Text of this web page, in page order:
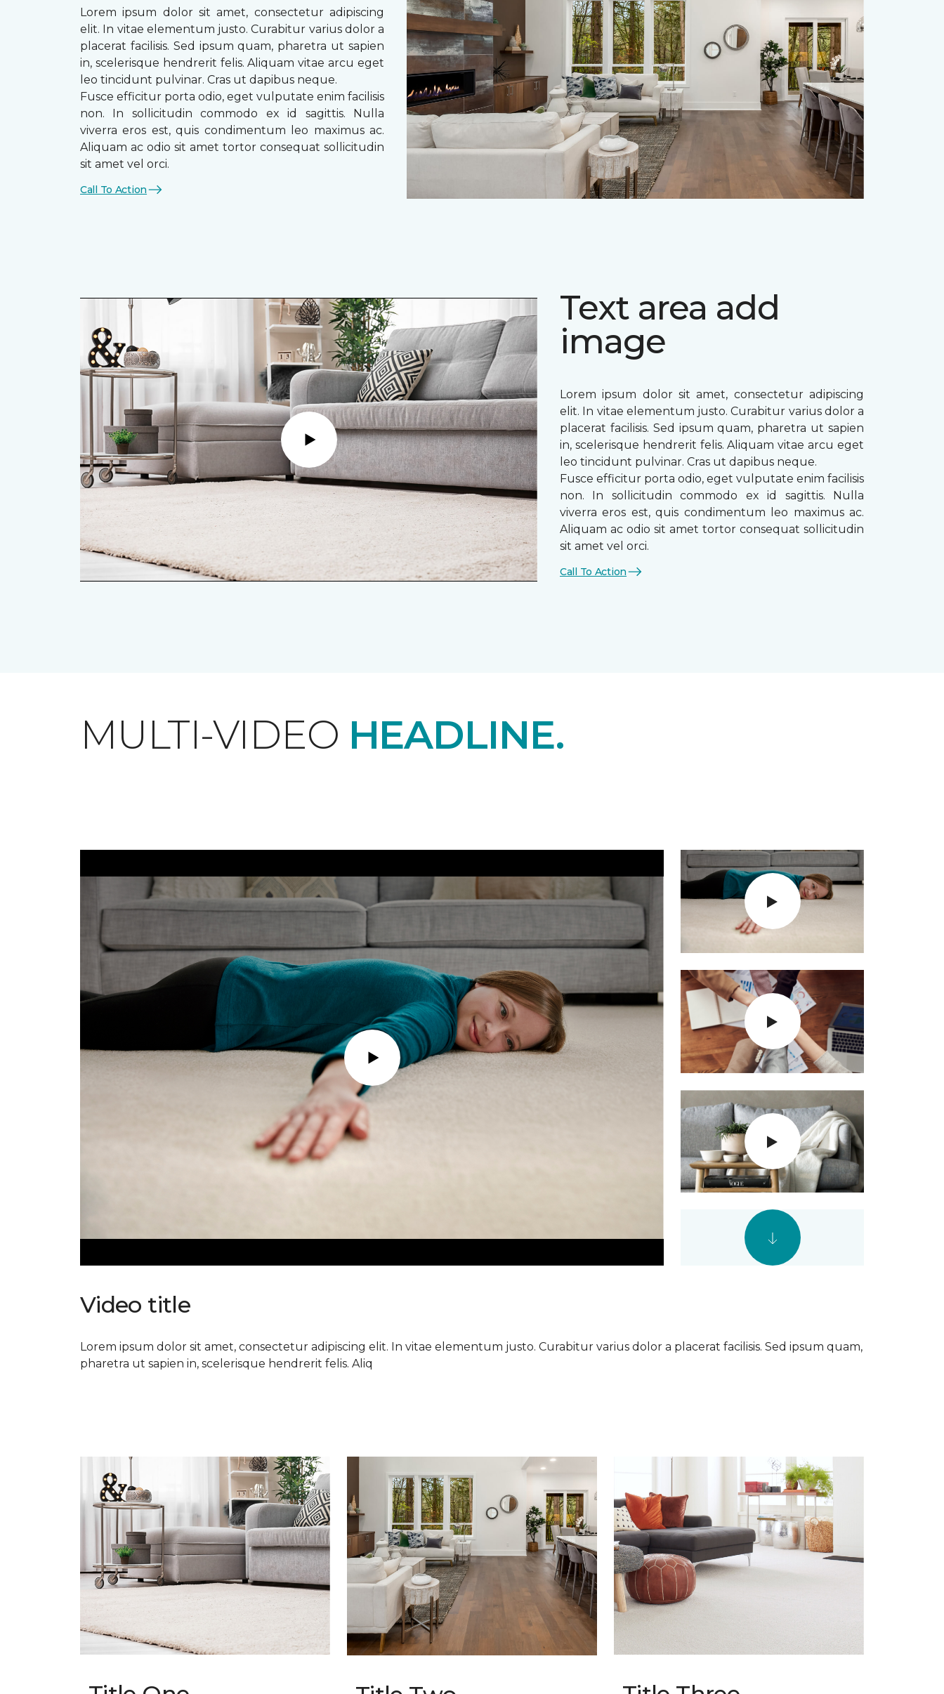
Lorem ipsum dolor sit amet, consectetur adipiscing
elit. In vitae elementum justo. Curabitur varius dolor a
placerat facilisis. Sed ipsum quam, pharetra ut sapien
in, scelerisque hendrerit felis. Aliquam vitae arcu eget
leo tincidunt pulvinar. Cras ut dapibus neque.
Fusce efficitur porta odio, eget vulputate enim facilisis
non. In sollicitudin commodo ex id sagittis. Nulla
viverra eros est, quis condimentum leo maximus ac.
Aliquam ac odio sit amet tortor consequat sollicitudin
sit amet vel orci.
Call To Action
Text area add
image
Lorem ipsum dolor sit amet, consectetur adipiscing
elit. In vitae elementum justo. Curabitur varius dolor a
placerat facilisis. Sed ipsum quam, pharetra ut sapien
in, scelerisque hendrerit felis. Aliquam vitae arcu eget
leo tincidunt pulvinar. Cras ut dapibus neque.
Fusce efficitur porta odio, eget vulputate enim facilisis
non. In sollicitudin commodo ex id sagittis. Nulla
viverra eros est, quis condimentum leo maximus ac.
Aliquam ac odio sit amet tortor consequat sollicitudin
sit amet vel orci.
Call To Action
Play
MULTI-VIDEO HEADLINE.
Play
Video title
Lorem ipsum dolor sit amet, consectetur adipiscing elit. In vitae elementum justo. Curabitur varius dolor a placerat facilisis. Sed ipsum quam,
pharetra ut sapien in, scelerisque hendrerit felis. Aliq